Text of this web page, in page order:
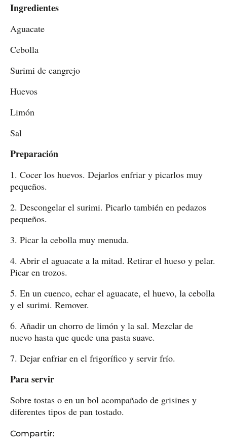
Ingredientes
Aguacate
Cebolla
Surimi de cangrejo
Huevos
Limón
Sal
Preparación
1. Cocer los huevos. Dejarlos enfriar y picarlos muy
pequeños.
2. Descongelar el surimi. Picarlo también en pedazos
pequeños.
3. Picar la cebolla muy menuda.
4. Abrir el aguacate a la mitad. Retirar el hueso y pelar.
Picar en trozos.
5. En un cuenco, echar el aguacate, el huevo, la cebolla
y el surimi. Remover.
6. Añadir un chorro de limón y la sal. Mezclar de
nuevo hasta que quede una pasta suave.
7. Dejar enfriar en el frigorífico y servir frío.
Para servir
Sobre tostas o en un bol acompañado de grisines y
diferentes tipos de pan tostado.
Compartir: